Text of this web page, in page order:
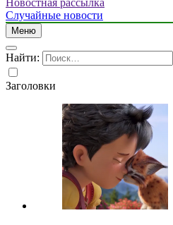
Новостная рассылка
Случайные новости
Меню
Найти:
Заголовки